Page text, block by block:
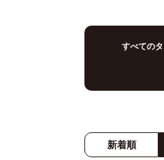
すべての
新着順